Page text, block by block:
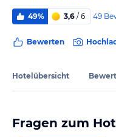
49% 3,6 / 6 49
Bewerten
Hotelübersicht
Fragen zum